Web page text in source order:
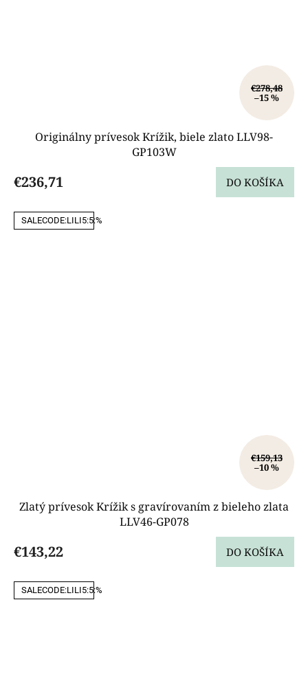
€278,48
–15 %
Originálny prívesok Krížik, biele zlato LLV98-
GP103W
€236,71 DO KOŠÍKA
SALECODE:LILI5:5:%
€159,13
–10 %
Zlatý prívesok Krížik s gravírovaním z bieleho zlata
LLV46-GP078
€143,22 DO KOŠÍKA
SALECODE:LILI5:5:%